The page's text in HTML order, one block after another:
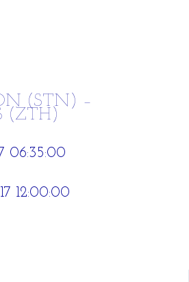
(STN) –
(ZTH)
06:35:00
12:00:00